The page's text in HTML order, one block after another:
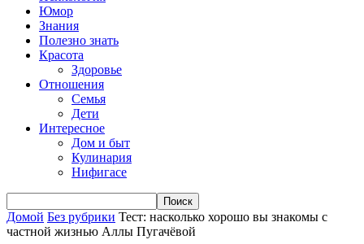
Юмор
Знания
Полезно знать
Красота
Здоровье
Отношения
Семья
Дети
Интересное
Дом и быт
Кулинария
Нифигасе
Домой Без рубрики Тест: насколько хорошо вы знакомы с
частной жизнью Аллы Пугачёвой